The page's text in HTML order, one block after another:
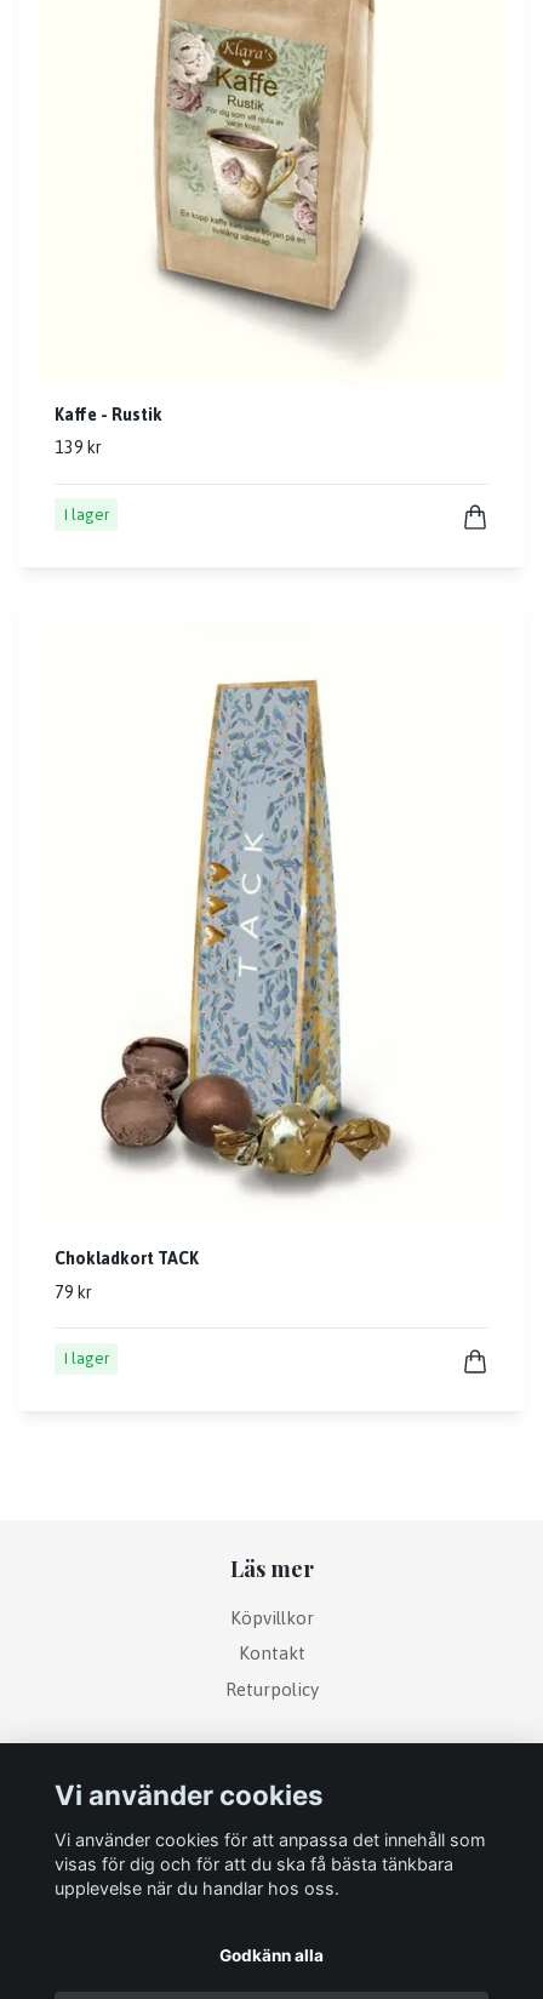
Kaffe - Rustik
139 kr
I lager
Chokladkort TACK
79 kr
I lager
Läs mer
Köpvillkor
Kontakt
Returpolicy
Vi använder cookies
Vi använder cookies för att anpassa det innehåll som
visas för dig och för att du ska få bästa tänkbara
upplevelse när du handlar hos oss.
Godkänn alla